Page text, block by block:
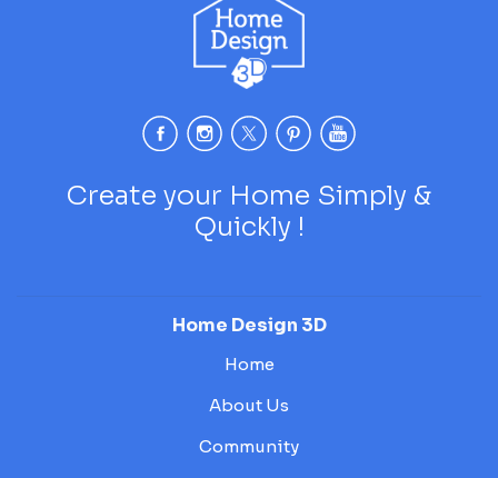
Create your Home Simply &
Quickly !
Home Design 3D
Home
About Us
Community